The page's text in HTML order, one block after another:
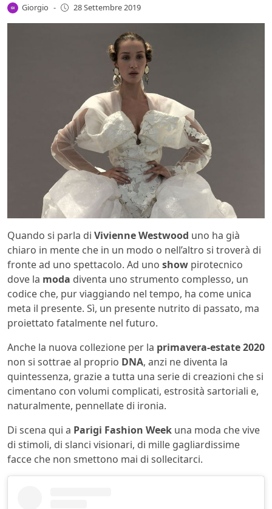
Giorgio - 28 Settembre 2019
Quando si parla di Vivienne Westwood uno ha già
chiaro in mente che in un modo o nell’altro si troverà di
fronte ad uno spettacolo. Ad uno show pirotecnico
dove la moda diventa uno strumento complesso, un
codice che, pur viaggiando nel tempo, ha come unica
meta il presente. Sì, un presente nutrito di passato, ma
proiettato fatalmente nel futuro.
Anche la nuova collezione per la primavera-estate 2020
non si sottrae al proprio DNA, anzi ne diventa la
quintessenza, grazie a tutta una serie di creazioni che si
cimentano con volumi complicati, estrosità sartoriali e,
naturalmente, pennellate di ironia.
Di scena qui a Parigi Fashion Week una moda che vive
di stimoli, di slanci visionari, di mille gagliardissime
facce che non smettono mai di sollecitarci.